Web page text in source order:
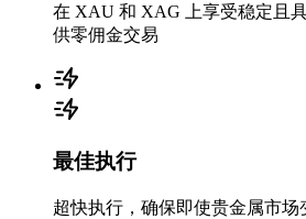
在 XAU 和 XAG 上享受稳定且
供零佣金交易
最佳执行
超快执行，确保即使贵金属市